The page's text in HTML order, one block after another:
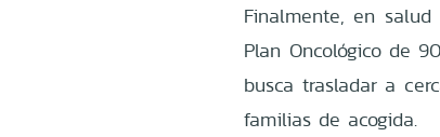
Finalmente, en
Plan Oncológico de
busca trasladar a
familias de acogida.